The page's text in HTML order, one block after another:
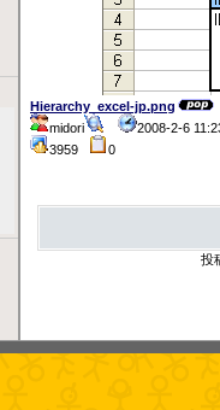
Hierarchy_excel-jp.png
midori
2008-2-6
3959
0
投